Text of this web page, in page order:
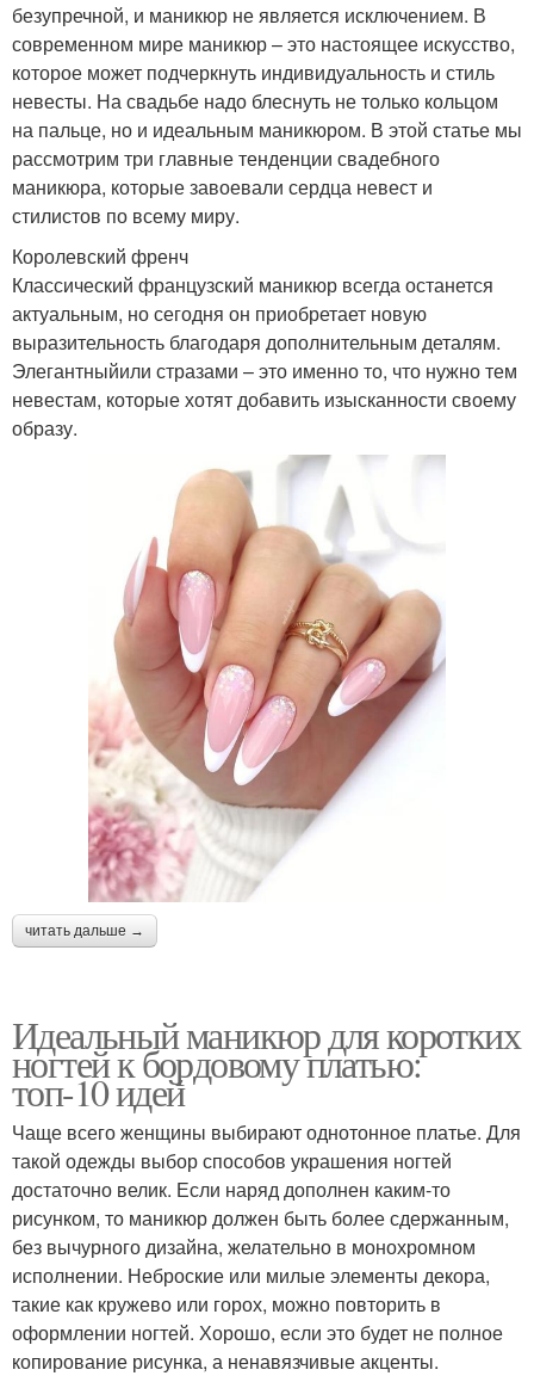
безупречной, и маникюр не является исключением. В
современном мире маникюр – это настоящее искусство,
которое может подчеркнуть индивидуальность и стиль
невесты. На свадьбе надо блеснуть не только кольцом
на пальце, но и идеальным маникюром. В этой статье мы
рассмотрим три главные тенденции свадебного
маникюра, которые завоевали сердца невест и
стилистов по всему миру.
Королевский френч
Классический французский маникюр всегда останется
актуальным, но сегодня он приобретает новую
выразительность благодаря дополнительным деталям.
Элегантныйили стразами – это именно то, что нужно тем
невестам, которые хотят добавить изысканности своему
образу.
читать дальше →
Идеальный маникюр для коротких
ногтей к бордовому платью:
топ-10 идей
Чаще всего женщины выбирают однотонное платье. Для
такой одежды выбор способов украшения ногтей
достаточно велик. Если наряд дополнен каким-то
рисунком, то маникюр должен быть более сдержанным,
без вычурного дизайна, желательно в монохромном
исполнении. Неброские или милые элементы декора,
такие как кружево или горох, можно повторить в
оформлении ногтей. Хорошо, если это будет не полное
копирование рисунка, а ненавязчивые акценты.